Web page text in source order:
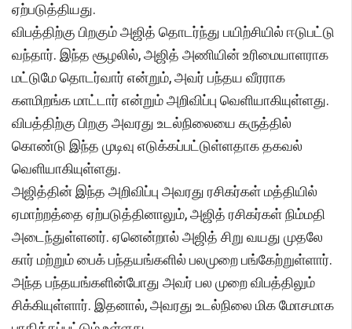
ஏற்படுத்தியது.
விபத்திற்கு பிறகும் அஜித் தொடர்ந்து பயிற்சியில் ஈடுபட்டு
வந்தார். இந்த சூழலில், அஜித் அணியின் உரிமையாளராக
மட்டுமே தொடர்வார் என்றும், அவர் பந்தய வீரராக
களமிறங்க மாட்டார் என்றும் அறிவிப்பு வெளியாகியுள்ளது.
விபத்திற்கு பிறகு அவரது உடல்நிலையை கருத்தில்
கொண்டு இந்த முடிவு எடுக்கப்பட்டுள்ளதாக தகவல்
வெளியாகியுள்ளது.
அஜித்தின் இந்த அறிவிப்பு அவரது ரசிகர்கள் மத்தியில்
ஏமாற்றத்தை ஏற்படுத்தினாலும், அஜித் ரசிகர்கள் நிம்மதி
அடைந்துள்ளனர். ஏனென்றால் அஜித் சிறு வயது முதலே
கார் மற்றும் பைக் பந்தயங்களில் பலமுறை பங்கேற்றுள்ளார்.
அந்த பந்தயங்களின்போது அவர் பல முறை விபத்திலும்
சிக்கியுள்ளார். இதனால், அவரது உடல்நிலை மிக மோசமாக